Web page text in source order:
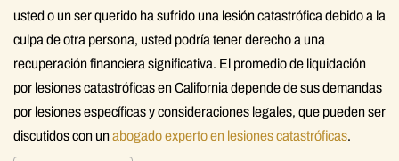
usted o un ser querido ha sufrido una lesión catastrófica debido a la
culpa de otra persona, usted podría tener derecho a una
recuperación financiera significativa. El promedio de liquidación
por lesiones catastróficas en California depende de sus demandas
por lesiones específicas y consideraciones legales, que pueden ser
discutidos con unabogado experto en lesiones catastróficas.